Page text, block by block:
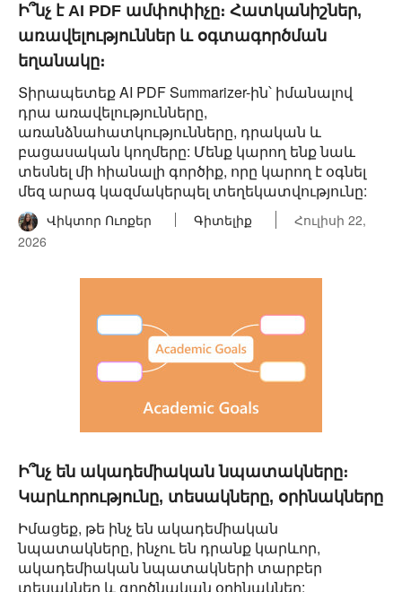
Ի՞նչ է AI PDF ամփոփիչը։ Հատկանիշներ,
առավելություններ և օգտագործման
եղանակը։
Տիրապետեք AI PDF Summarizer-ին՝ իմանալով
դրա առավելությունները,
առանձնահատկությունները, դրական և
բացասական կողմերը: Մենք կարող ենք նաև
տեսնել մի հիանալի գործիք, որը կարող է օգնել
մեզ արագ կազմակերպել տեղեկատվությունը:
Վիկտոր Ուոքեր Գիտելիք
Հուլիսի 22,
2026
Ի՞նչ են ակադեմիական նպատակները։
Կարևորությունը, տեսակները, օրինակները
Իմացեք, թե ինչ են ակադեմիական
նպատակները, ինչու են դրանք կարևոր,
ակադեմիական նպատակների տարբեր
տեսակներ և գործնական օրինակներ: